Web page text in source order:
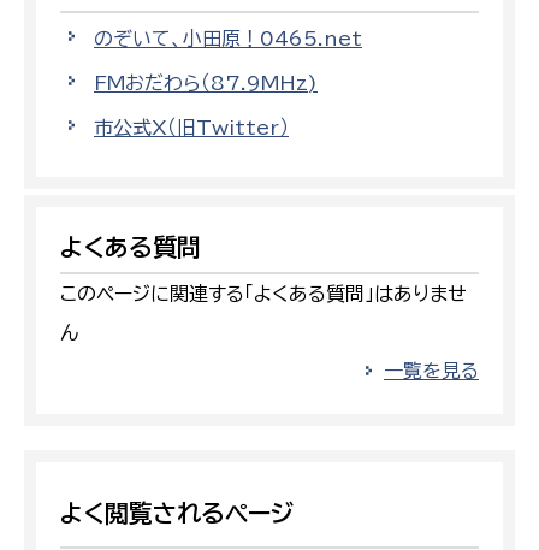
のぞいて、小田原！0465.net
FMおだわら（87.9MHz)
市公式X（旧Twitter）
よくある質問
このページに関連する「よくある質問」はありませ
ん
一覧を見る
よく閲覧されるページ